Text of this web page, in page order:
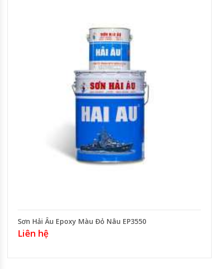
Sơn Hải Âu Epoxy Màu Đỏ Nâu EP3550
Liên hệ